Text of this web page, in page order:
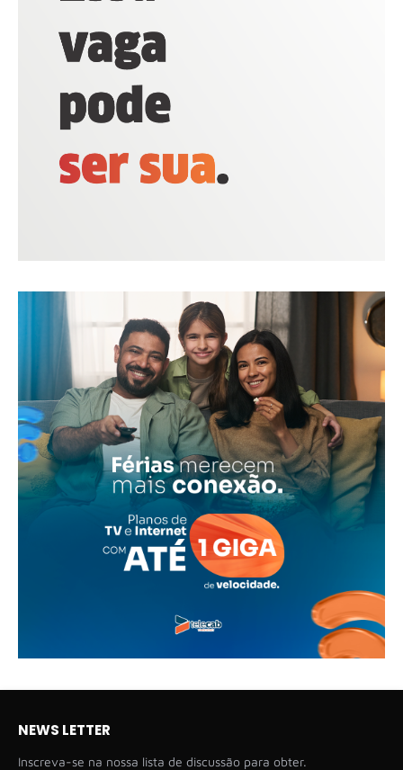
NEWS LETTER
Inscreva-se na nossa lista de discussão para obter.